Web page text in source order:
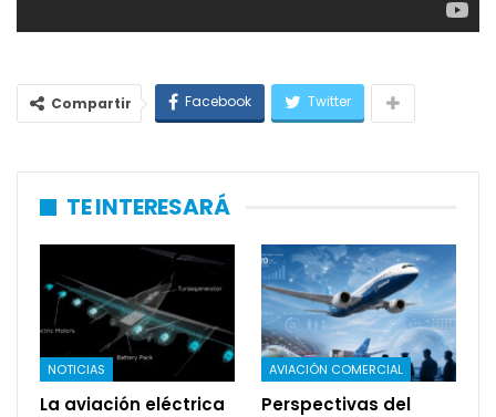
Compartir Facebook Twitter
TE INTERESARÁ
NOTICIAS
La aviación eléctrica
AVIACIÓN COMERCIAL
Perspectivas del